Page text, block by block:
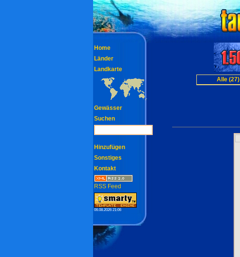
Alle (27)
Home
Länder
Landkarte
Gewässer
Suchen
Hinzufügen
Sonstiges
Kontakt
RSS Feed
06.08.2026 21:06